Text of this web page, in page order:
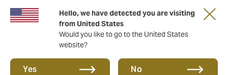
Hello, we have detected you are visiting
from United States
Would you like to go to the United States
website?
Yes No
Ett nytt varumärke för en ny era. Lär dig mer
om…